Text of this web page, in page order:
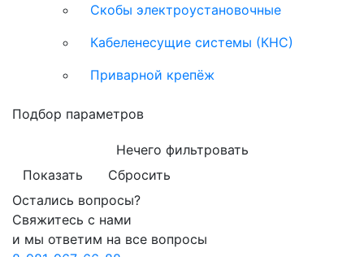
Скобы электроустановочные
Кабеленесущие системы (КНС)
Приварной крепёж
Подбор параметров
Нечего фильтровать
Показать
Сбросить
Остались вопросы?
Свяжитесь с нами
и мы ответим на все вопросы